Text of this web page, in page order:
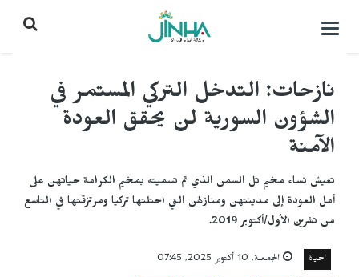
التحكم
نازحات: التدخل التركي المستمر في
الشؤون السورية لن يحقق العودة
الآمنة
تعيش نساء مخيم تل السمن الذي تم تسميته بمخيم الكرامة حياتهن على
أمل العودة إلى مدينتهن ومنازلهن التي احتلتها تركيا ومرتزقتها في التاسع
من تشرين الأول/أكتوبر 2019.
الحياة الجمعـة, 10 أكتوبر 2025, 07:45